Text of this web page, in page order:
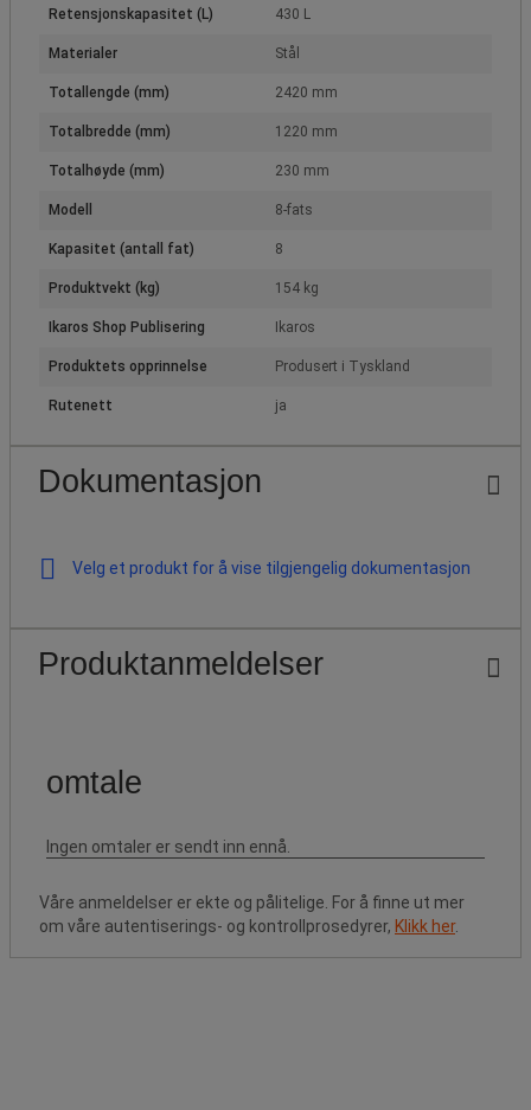
Retensjonskapasitet (L) 430 L
Materialer Stål
Totallengde (mm) 2420 mm
Totalbredde (mm) 1220 mm
Totalhøyde (mm) 230 mm
Modell 8-fats
Kapasitet (antall fat) 8
Produktvekt (kg) 154 kg
Ikaros Shop Publisering Ikaros
Produktets opprinnelse Produsert i Tyskland
Rutenett ja
Dokumentasjon
Velg et produkt for å vise tilgjengelig dokumentasjon
Produktanmeldelser
Våre anmeldelser er ekte og pålitelige. For å finne ut mer
om våre autentiserings- og kontrollprosedyrer, Klikk her.